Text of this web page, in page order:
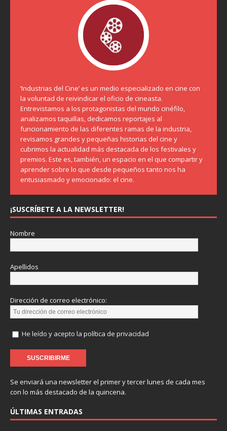
‘Industrias del Cine’ es un medio especializado en cine con
la voluntad de reivindicar el oficio de cineasta.
Entrevistamos a los protagonistas del mundo cinéfilo,
analizamos taquillas, dedicamos reportajes al
funcionamiento de las diferentes ramas de la industria,
revisamos grandes y pequeñas historias del cine y
cubrimos la actualidad más destacada de los festivales y
premios. Este es, también, un espacio en el que compartir y
aprender sobre lo que desde pequeños tanto nos ha
entusiasmado y emocionado: el cine.
¡SUSCRÍBETE A LA NEWSLETTER!
Nombre
Apellidos
Dirección de correo electrónico:
He leído y acepto la política de privacidad
Se enviará una newsletter el primer y tercer lunes de cada mes
con lo más destacado de la quincena.
ÚLTIMAS ENTRADAS